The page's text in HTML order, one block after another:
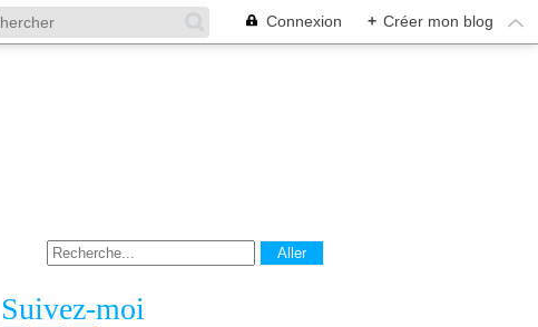
Connexion + Créer mon blog
Suivez-moi